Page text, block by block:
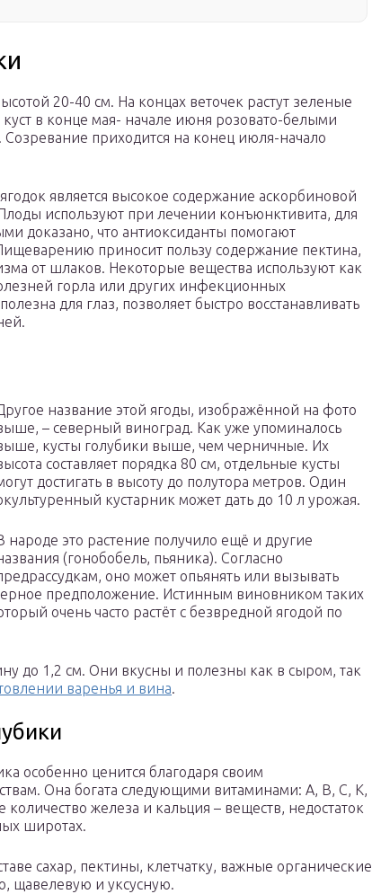
20-40 см. На концах веточек растут зеленые
в конце мая- начале июня розовато-белыми
приходится на конец июля-начало
является высокое содержание аскорбиновой
используют при лечении конъюнктивита, для
доказано, что антиоксиданты помогают
приносит пользу содержание пектина,
от шлаков. Некоторые вещества используют как
горла или других инфекционных
для глаз, позволяет быстро восстанавливать
название этой ягоды, изображённой на фото
– северный виноград. Как уже упоминалось
кусты голубики выше, чем черничные. Их
составляет порядка 80 см, отдельные кусты
достигать в высоту до полутора метров. Один
кустарник может дать до 10 л урожая.
народе это растение получило ещё и другие
(гонобобель, пьяника). Согласно
оно может опьянять или вызывать
предположение. Истинным виновником таких
очень часто растёт с безвредной ягодой по
до 1,2 см. Они вкусны и полезны как в сыром, так
варенья и вина.
особенно ценится благодаря своим
Она богата следующими витаминами: А, В, С, К,
железа и кальция – веществ, недостаток
широтах.
сахар, пектины, клетчатку, важные органические
щавелевую и уксусную.